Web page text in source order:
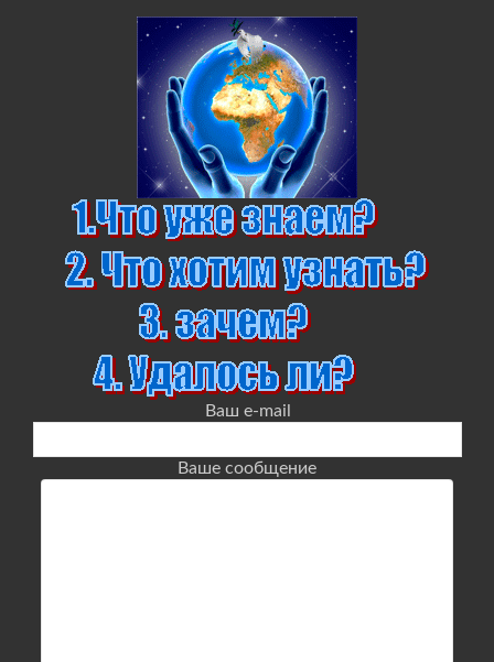
Ваш e-mail
Ваше сообщение